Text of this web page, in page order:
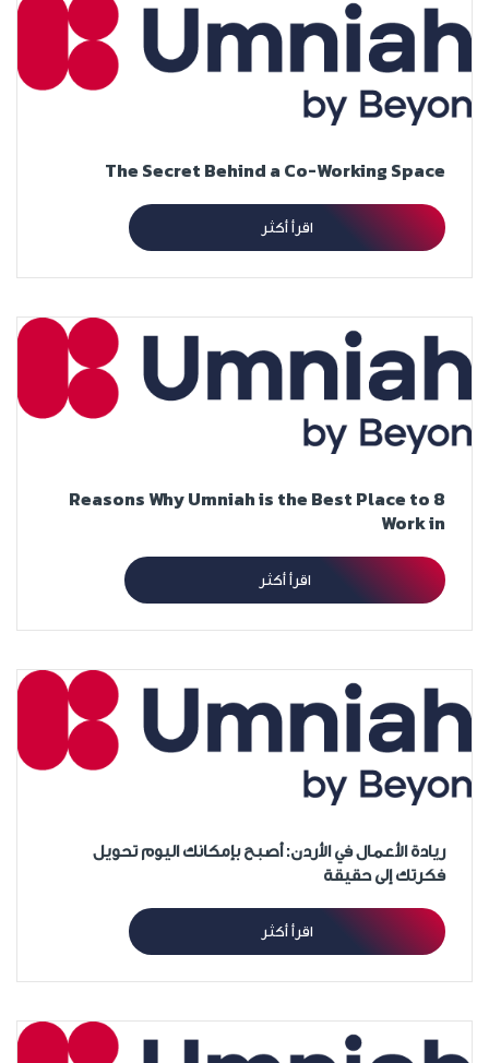
The Secret Behind a Co-Working Space
اقرأ أكثر
8 Reasons Why Umniah is the Best Place to
Work in
اقرأ أكثر
ريادة الأعمال في الأردن: أصبح بإمكانك اليوم تحويل
فكرتك إلى حقيقة
اقرأ أكثر